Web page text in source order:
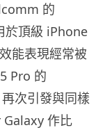
的
於頂級 iPhone
能表現經常被
Pro 的
次引發與同樣
作比